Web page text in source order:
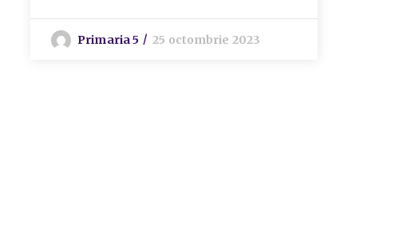
Primaria 5 25 octombrie 2023